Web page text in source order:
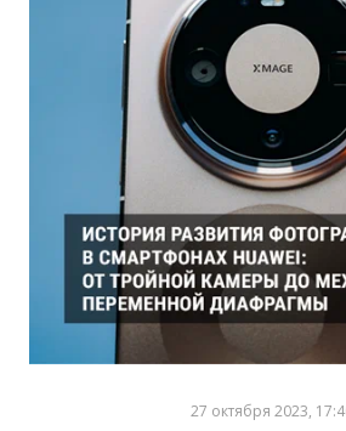
27 октября 2023,